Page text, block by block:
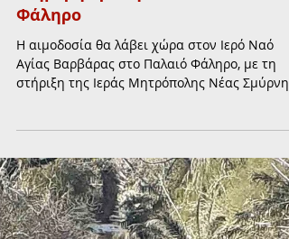
20 Απρ διαβάστηκε 1 λεπτά
Αιμοδοσία: Δώσε αίμα, δώσε ζωή
Διήμερη δράση στο Παλαιό
Φάληρο
Η αιμοδοσία θα λάβει χώρα στον Ιερό Ναό